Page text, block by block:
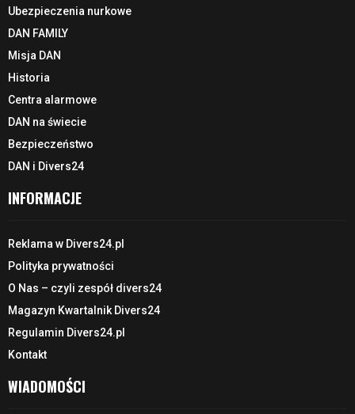
Ubezpieczenia nurkowe
DAN FAMILY
Misja DAN
Historia
Centra alarmowe
DAN na świecie
Bezpieczeństwo
DAN i Divers24
INFORMACJE
Reklama w Divers24.pl
Polityka prywatności
O Nas – czyli zespół divers24
Magazyn Kwartalnik Divers24
Regulamin Divers24.pl
Kontakt
WIADOMOŚCI